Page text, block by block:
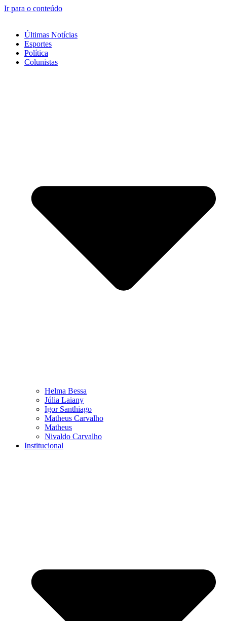
Ir para o conteúdo
Últimas Notícias
Esportes
Política
Colunistas
Helma Bessa
Júlia Laiany
Igor Santhiago
Matheus Carvalho
Matheus
Nivaldo Carvalho
Institucional